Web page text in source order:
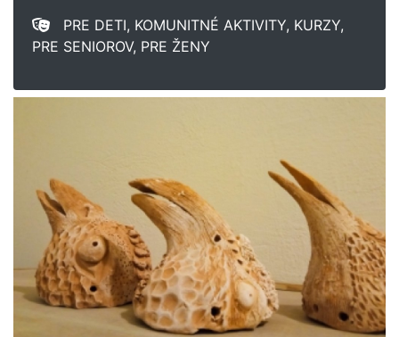
PRE DETI, KOMUNITNÉ AKTIVITY, KURZY,
PRE SENIOROV, PRE ŽENY